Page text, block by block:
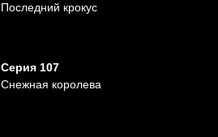
Последний крокус
Серия 107
Снежная королева